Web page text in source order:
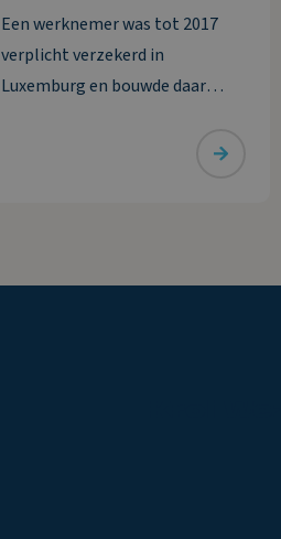
Een werknemer was tot 2017
verplicht verzekerd in
Luxemburg en bouwde daar